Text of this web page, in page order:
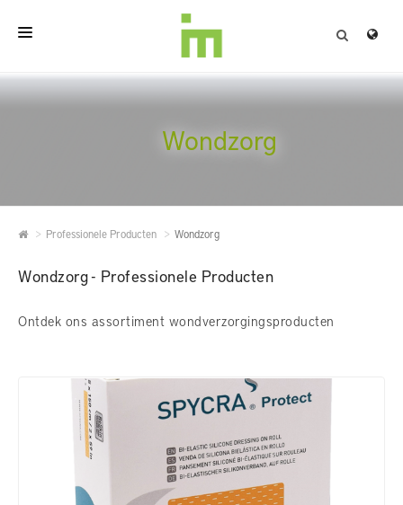
HOME
KWALITEIT
CONTACT
Wondzorg
Professionele Producten Wondzorg
Wondzorg - Professionele Producten
Ontdek ons assortiment wondverzorgingsproducten